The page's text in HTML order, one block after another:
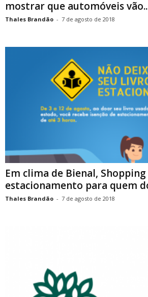
mostrar que automóveis
Thales Brandão - 7 de agosto de 2018
Em clima de Bienal,
estacionamento para quem
Thales Brandão - 7 de agosto de 2018